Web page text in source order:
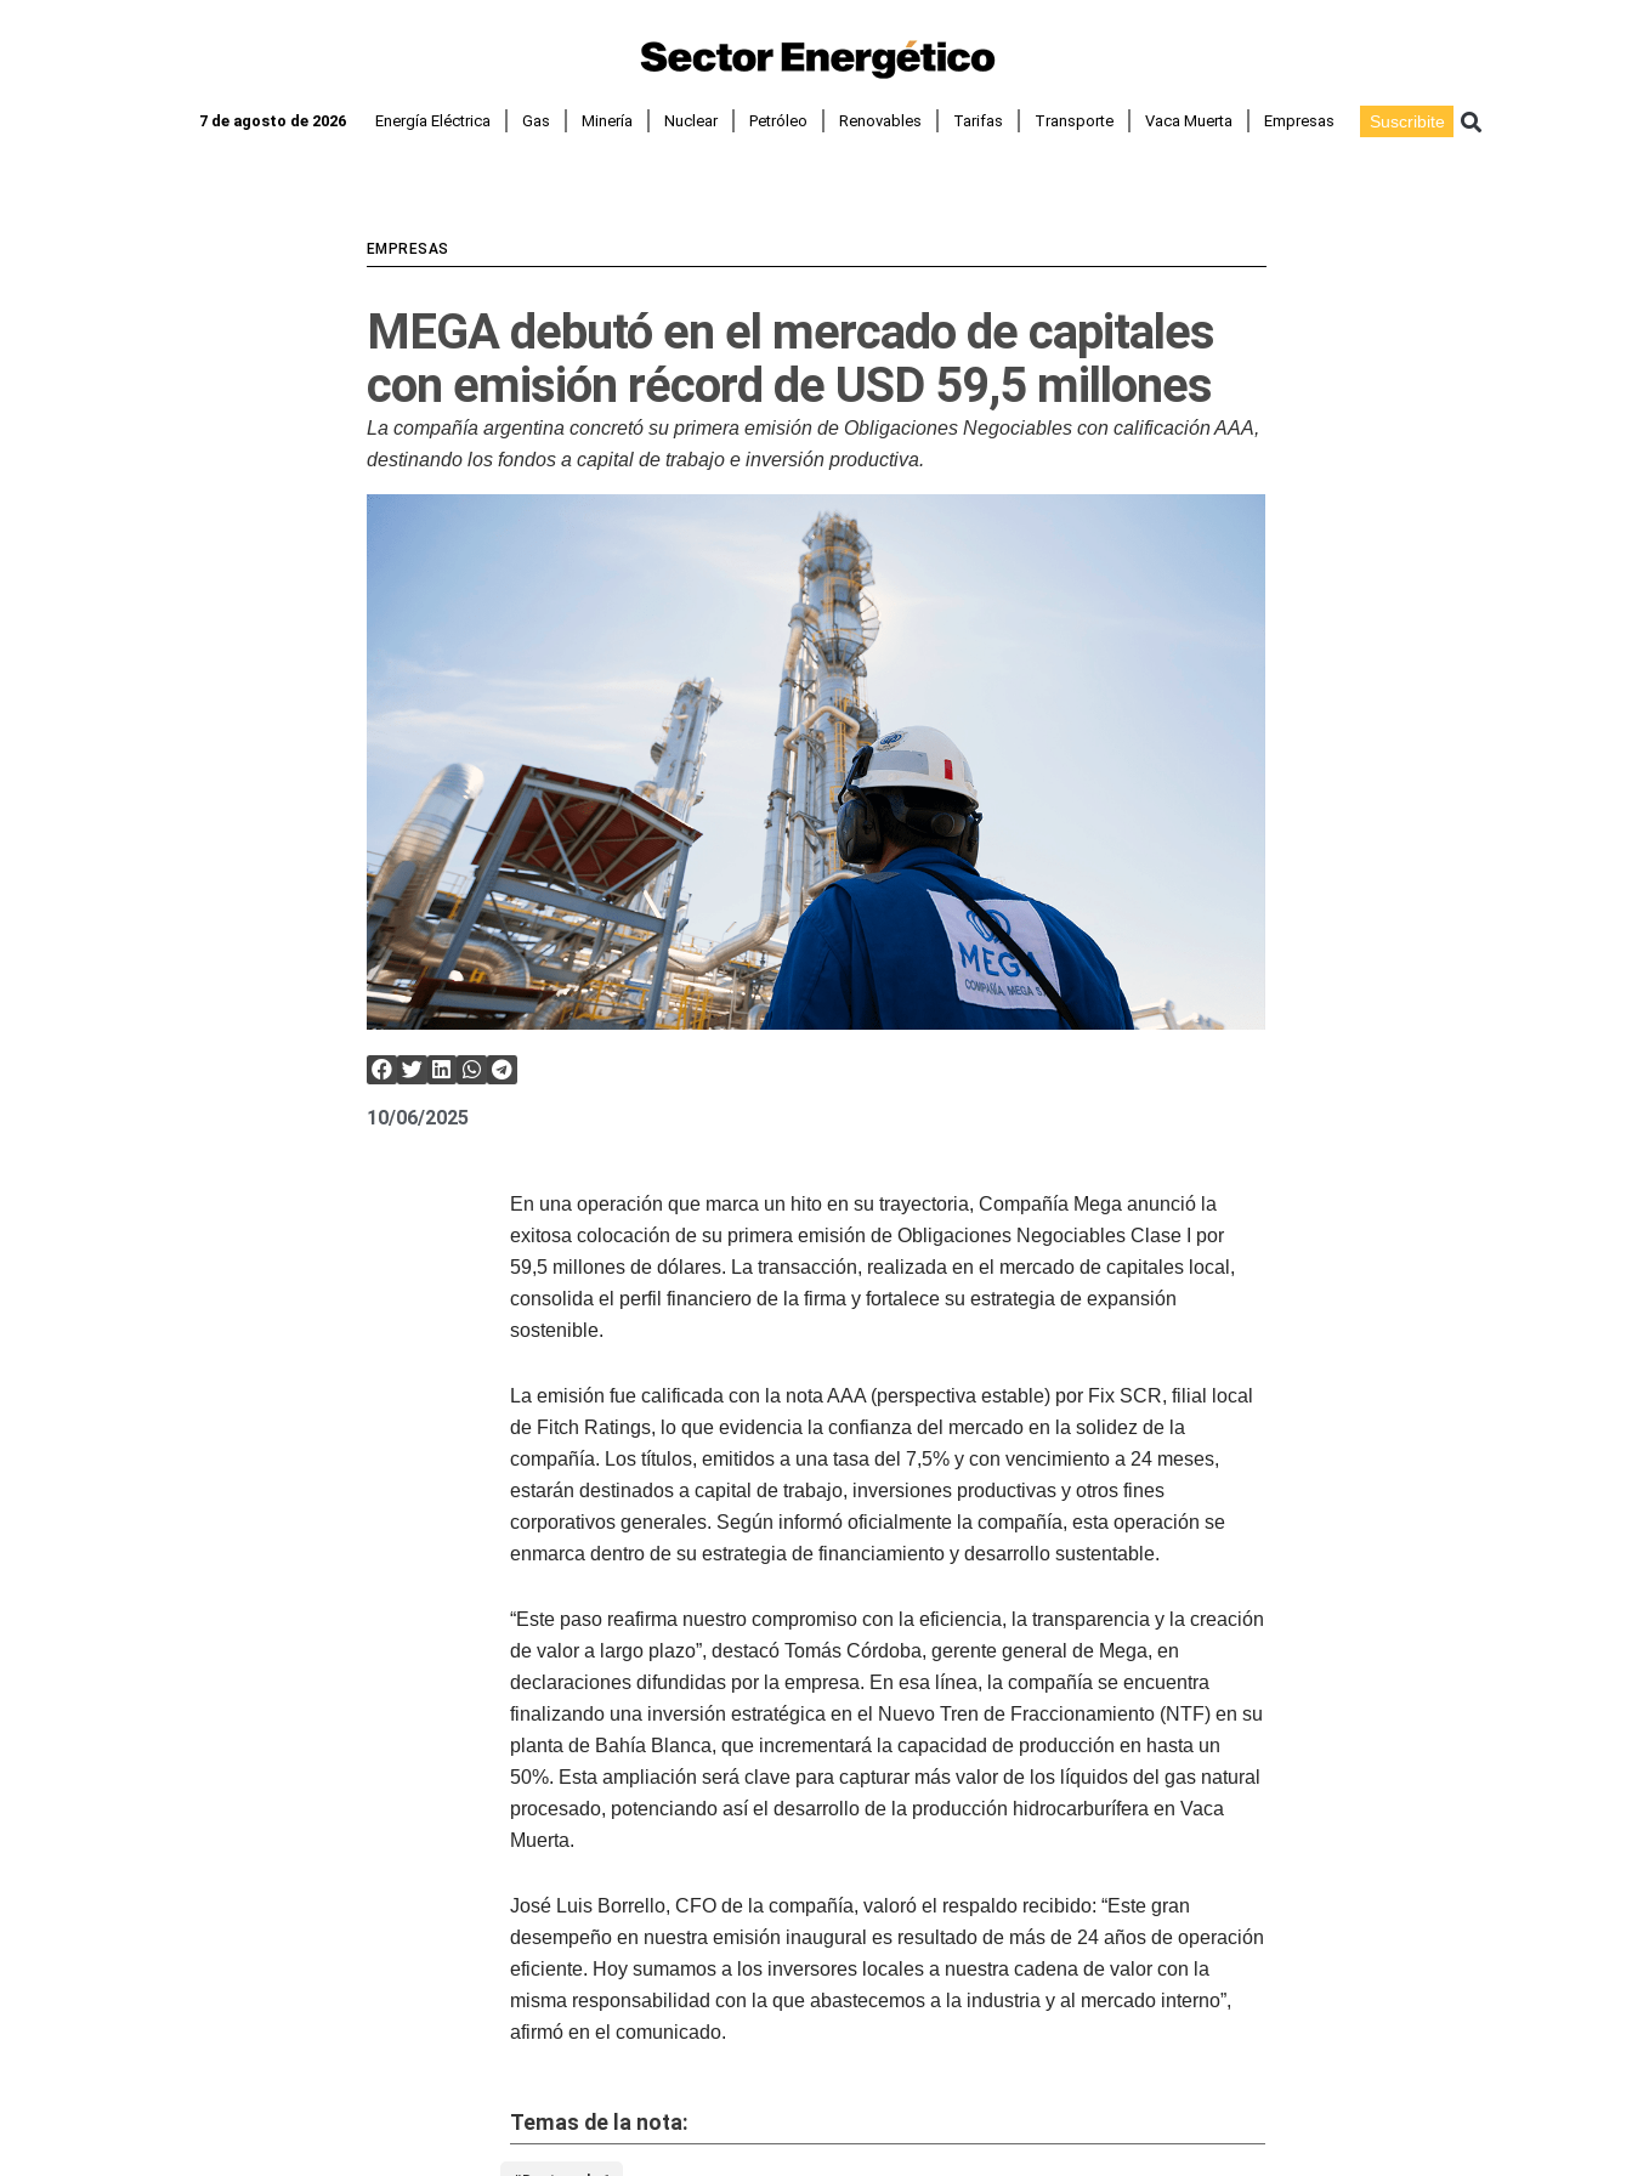
7 de agosto de 2026 Energía Eléctrica Gas Minería Nuclear Petróleo Renovables Tarifas Transporte Vaca Muerta Empresas Suscribite Buscar
EMPRESAS
MEGA debutó en el mercado de capitales
con emisión récord de USD 59,5 millones
La compañía argentina concretó su primera emisión de Obligaciones Negociables con calificación AAA,
destinando los fondos a capital de trabajo e inversión productiva.
10/06/2025
En una operación que marca un hito en su trayectoria, Compañía Mega anunció la
exitosa colocación de su primera emisión de Obligaciones Negociables Clase I por
59,5 millones de dólares. La transacción, realizada en el mercado de capitales local,
consolida el perfil financiero de la firma y fortalece su estrategia de expansión
sostenible.
La emisión fue calificada con la nota AAA (perspectiva estable) por Fix SCR, filial local
de Fitch Ratings, lo que evidencia la confianza del mercado en la solidez de la
compañía. Los títulos, emitidos a una tasa del 7,5% y con vencimiento a 24 meses,
estarán destinados a capital de trabajo, inversiones productivas y otros fines
corporativos generales. Según informó oficialmente la compañía, esta operación se
enmarca dentro de su estrategia de financiamiento y desarrollo sustentable.
“Este paso reafirma nuestro compromiso con la eficiencia, la transparencia y la creación
de valor a largo plazo”, destacó Tomás Córdoba, gerente general de Mega, en
declaraciones difundidas por la empresa. En esa línea, la compañía se encuentra
finalizando una inversión estratégica en el Nuevo Tren de Fraccionamiento (NTF) en su
planta de Bahía Blanca, que incrementará la capacidad de producción en hasta un
50%. Esta ampliación será clave para capturar más valor de los líquidos del gas natural
procesado, potenciando así el desarrollo de la producción hidrocarburífera en Vaca
Muerta.
José Luis Borrello, CFO de la compañía, valoró el respaldo recibido: “Este gran
desempeño en nuestra emisión inaugural es resultado de más de 24 años de operación
eficiente. Hoy sumamos a los inversores locales a nuestra cadena de valor con la
misma responsabilidad con la que abastecemos a la industria y al mercado interno”,
afirmó en el comunicado.
Temas de la nota: